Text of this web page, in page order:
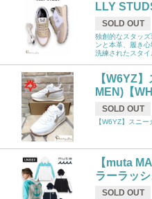
LLY
SOLD OUT
独創的なスタッ
ンと本革、履き
洗練されたスタ
【W6YZ
MEN)【
SOLD OUT
【W6YZ】スニ
【muta
ラーラッ
SOLD OUT